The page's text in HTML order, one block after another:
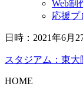
Web制
応援プ
日時：2021年6月
スタジアム：東
HOME